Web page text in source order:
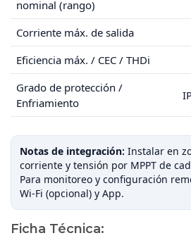
nominal (rango)
Corriente máx. de salida
Eficiencia máx. / CEC / THDi
Grado de protección /
Enfriamiento
Notas de integración: Instalar en
corriente y tensión por MPPT de
Para monitoreo y configuración
Wi-Fi (opcional) y App.
Ficha Técnica: